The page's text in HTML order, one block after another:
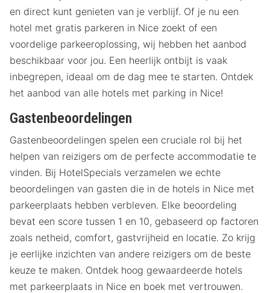
en direct kunt genieten van je verblijf. Of je nu een
hotel met gratis parkeren in Nice zoekt of een
voordelige parkeeroplossing, wij hebben het aanbod
beschikbaar voor jou. Een heerlijk ontbijt is vaak
inbegrepen, ideaal om de dag mee te starten. Ontdek
het aanbod van alle hotels met parking in Nice!
Gastenbeoordelingen
Gastenbeoordelingen spelen een cruciale rol bij het
helpen van reizigers om de perfecte accommodatie te
vinden. Bij HotelSpecials verzamelen we echte
beoordelingen van gasten die in de hotels in Nice met
parkeerplaats hebben verbleven. Elke beoordeling
bevat een score tussen 1 en 10, gebaseerd op factoren
zoals netheid, comfort, gastvrijheid en locatie. Zo krijg
je eerlijke inzichten van andere reizigers om de beste
keuze te maken. Ontdek hoog gewaardeerde hotels
met parkeerplaats in Nice en boek met vertrouwen.